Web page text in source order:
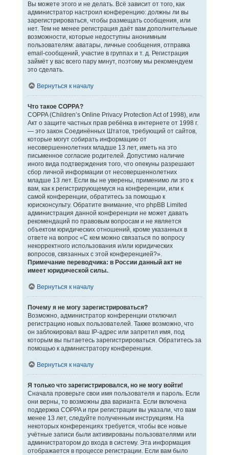
Вы можете этого и не делать. Всё зависит от того, как
администратор настроил конференцию: должны ли вы
зарегистрироваться, чтобы размещать сообщения, или
нет. Тем не менее регистрация даёт вам дополнительные
возможности, которые недоступны анонимным
пользователям: аватары, личные сообщения, отправка
email-сообщений, участие в группах и т. д. Регистрация
займёт у вас всего пару минут, поэтому мы рекомендуем
это сделать.
Вернуться к началу
Что такое COPPA?
COPPA (Children’s Online Privacy Protection Act of 1998), или
Акт о защите частных прав ребёнка в интернете от 1998 г.
— это закон Соединённых Штатов, требующий от сайтов,
которые могут собирать информацию от
несовершеннолетних младше 13 лет, иметь на это
письменное согласие родителей. Допустимо наличие
иного вида подтверждения того, что опекуны разрешают
сбор личной информации от несовершеннолетних
младше 13 лет. Если вы не уверены, применимо ли это к
вам, как к регистрирующемуся на конференции, или к
самой конференции, обратитесь за помощью к
юрисконсульту. Обратите внимание, что phpBB Limited
администрация данной конференции не может давать
рекомендаций по правовым вопросам и не является
объектом юридических отношений, кроме указанных в
ответе на вопрос «С кем можно связаться по вопросу
некорректного использования и/или юридических
вопросов, связанных с этой конференцией?».
Примечание переводчика: в России данный акт не
имеет юридической силы..
Вернуться к началу
Почему я не могу зарегистрироваться?
Возможно, администратор конференции отключил
регистрацию новых пользователей. Также возможно, что
он заблокировал ваш IP-адрес или запретил имя, под
которым вы пытаетесь зарегистрироваться. Обратитесь за
помощью к администратору конференции.
Вернуться к началу
Я только что зарегистрировался, но не могу войти!
Сначала проверьте свои имя пользователя и пароль. Если
они верны, то возможны два варианта. Если включена
поддержка COPPA и при регистрации вы указали, что вам
менее 13 лет, следуйте полученным инструкциям. На
некоторых конференциях требуется, чтобы все новые
учётные записи были активированы пользователями или
администратором до входа в систему. Эта информация
отображается в процессе регистрации. Если вам было